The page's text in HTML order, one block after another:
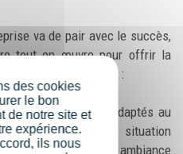
va de pair avec le succès,
tout en œuvre pour offrir la
à nos collaborateurs :
digitaux, bureaux adaptés au
de pauses, situation
accès faciles, ambiance
des cookies
le bon
de notre site et
expérience.
ils nous